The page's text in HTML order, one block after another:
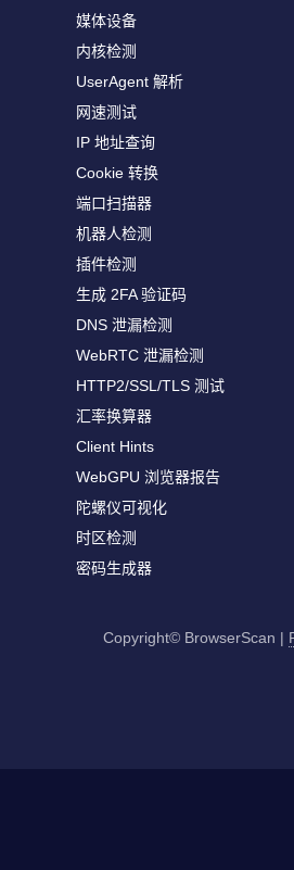
媒体设备
内核检测
UserAgent 解析
网速测试
IP 地址查询
Cookie 转换
端口扫描器
机器人检测
插件检测
生成 2FA 验证码
DNS 泄漏检测
WebRTC 泄漏检测
HTTP2/SSL/TLS 测试
汇率换算器
Client Hints
WebGPU 浏览器报告
陀螺仪可视化
时区检测
密码生成器
Copyright© BrowserScan |